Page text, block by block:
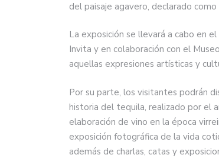
del paisaje agavero, declarado
La exposición se llevará a cabo en
Invita y en colaboración con el
aquellas expresiones artísticas y
Por su parte, los visitantes podrán
historia del tequila, realizado por el
elaboración de vino en la época
exposición fotográfica de la vida
además de charlas, catas y